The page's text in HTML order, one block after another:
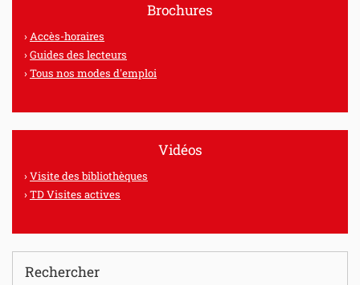
Brochures
Accès-horaires
Guides des lecteurs
Tous nos modes d'emploi
Vidéos
Visite des bibliothèques
TD Visites actives
Rechercher